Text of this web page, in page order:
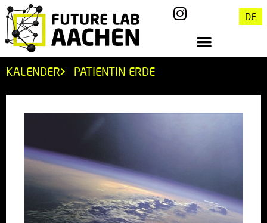
DE
KALENDER PATIENTIN ERDE